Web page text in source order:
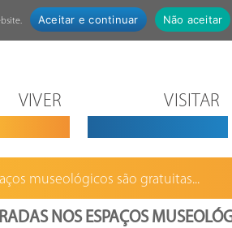
VIVER VISITAR
museológicos são gratuitas...
NOS ESPAÇOS
Aceitar e continuar Não aceitar